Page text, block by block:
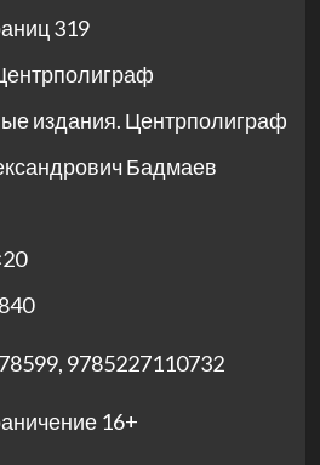
319
издания. Центрполиграф
Бадмаев
, 9785227110732
16+